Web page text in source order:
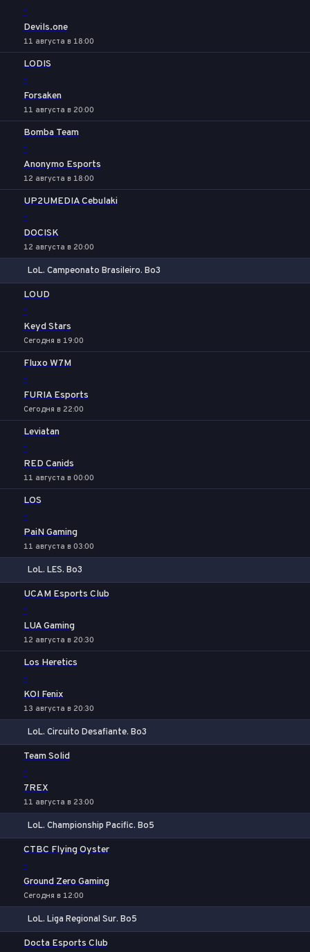
-
Devils.one
11 августа в 18:00
LODIS
-
Forsaken
11 августа в 20:00
Bomba Team
-
Anonymo Esports
12 августа в 18:00
UP2UMEDIA Cebulaki
-
DOCISK
12 августа в 20:00
LoL. Campeonato Brasileiro. Bo3
LOUD
-
Keyd Stars
Сегодня в 19:00
Fluxo W7M
-
FURIA Esports
Сегодня в 22:00
Leviatan
-
RED Canids
11 августа в 00:00
LOS
-
PaiN Gaming
11 августа в 03:00
LoL. LES. Bo3
UCAM Esports Club
-
LUA Gaming
12 августа в 20:30
Los Heretics
-
KOI Fenix
13 августа в 20:30
LoL. Circuito Desafiante. Bo3
Team Solid
-
7REX
11 августа в 23:00
LoL. Championship Pacific. Bo5
CTBC Flying Oyster
-
Ground Zero Gaming
Сегодня в 12:00
LoL. Liga Regional Sur. Bo5
Docta Esports Club